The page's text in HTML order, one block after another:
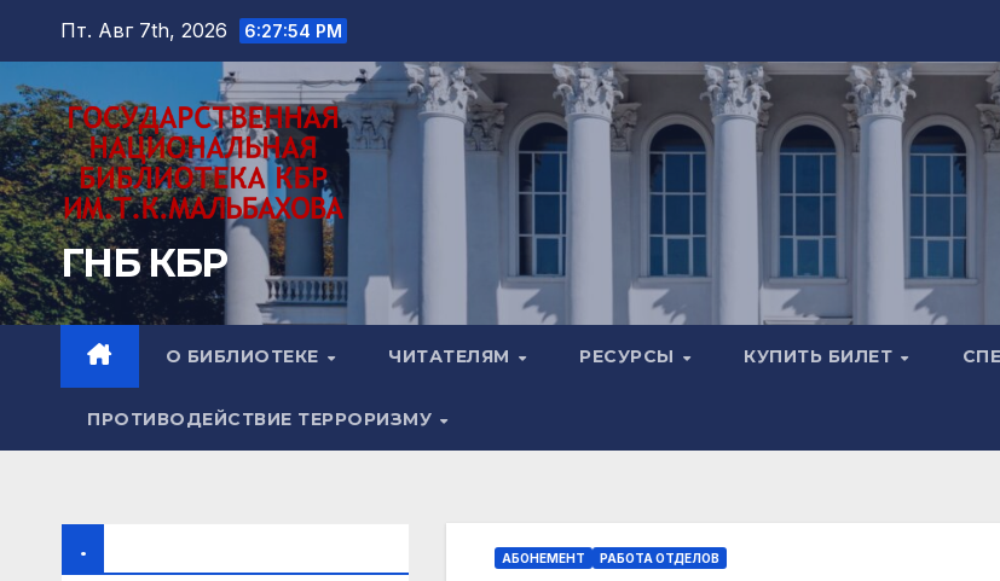
Перейти
содержимому
Пт. Авг 7th, 2026 6:27:56 PM
ГНБ КБР
О БИБЛИОТЕКЕ ЧИТАТЕЛЯМ РЕСУРСЫ КУПИТЬ БИЛЕТ
ПРОТИВОДЕЙСТВИЕ ТЕРРОРИЗМУ
. АБОНЕМЕНТ РАБОТА ОТДЕЛОВ